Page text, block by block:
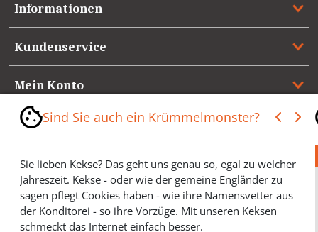
Informationen
Kundenservice
Mein Konto
Referenzen
Medienspiegel & Presseinformationen
*** Vertrag widerrufen ***
Sind Sie auch ein Krümmelmonster?
Sie lieben Kekse? Das geht uns genau so, egal zu welcher
Jahreszeit. Kekse - oder wie der gemeine Engländer zu
sagen pflegt Cookies haben - wie ihre Namensvetter aus
der Konditorei - so ihre Vorzüge. Mit unseren Keksen
schmeckt das Internet einfach besser.